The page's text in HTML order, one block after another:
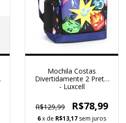
Mochila Costas
Divertidamente 2 Preto
- Luxcell
R$129,99 R$78,99
6x de R$13,17 sem juros